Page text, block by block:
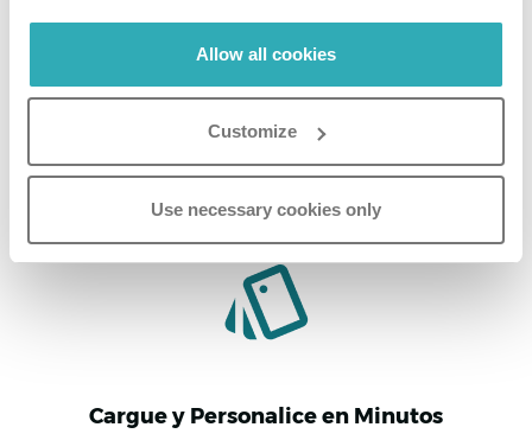
Allow all cookies
Customize
Use necessary cookies only
Segundos
Cargue una vez, personalice al instante y registre toda
la actividad. Sin diseñadores, sin desarrolladores, sin
esperas. Solo propuestas que le ayudan a comprender
Cargue y Personalice en Minutos